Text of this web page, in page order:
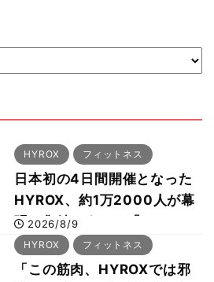
HYROX フィットネス
日本初の4日間開催となった
HYROX、約1万2000人が幕
張に集結 すでに「2028、
29年の大会も準備」
2026/8/9
HYROX フィットネス
「この筋肉、HYROXでは邪